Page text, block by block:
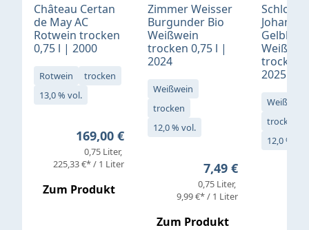
Château Certan
de May AC
Rotwein trocken
0,75 l | 2000
Rotwein
trocken
13,0 % vol.
Regulärer Preis:
169,00 €
0,75 Liter
225,33 €* / 1 Liter
Zum Produkt
Zimmer Weisser
Burgunder Bio
Weißwein
trocken 0,75 l |
2024
Weißwein
trocken
12,0 % vol.
Regulärer Preis:
7,49 €
0,75 Liter
9,99 €* / 1 Liter
Zum Produkt
Schloß
Gelblack
trocken
2025
Weißwein
trocken
12,0 % vol.